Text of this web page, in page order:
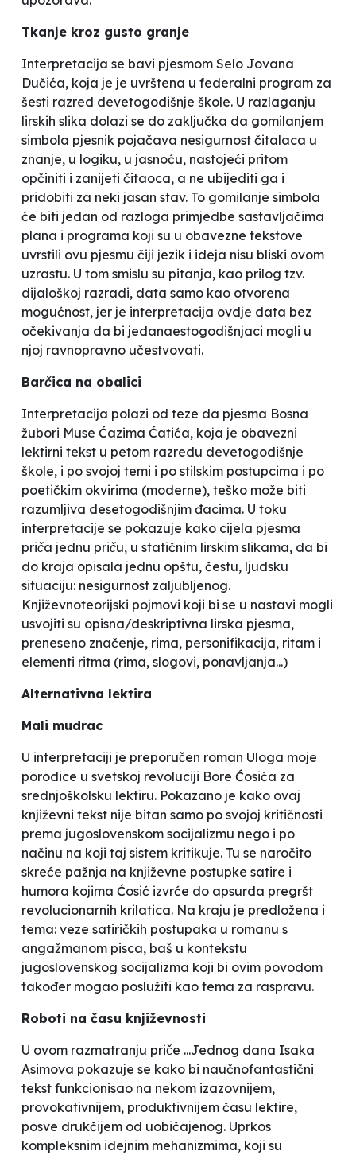
Tkanje kroz gusto granje
Interpretacija se bavi pjesmom Selo Jovana
Dučića, koja je je uvrštena u federalni program za
šesti razred devetogodišnje škole. U razlaganju
lirskih slika dolazi se do zaključka da gomilanjem
simbola pjesnik pojačava nesigurnost čitalaca u
znanje, u logiku, u jasnoću, nastojeći pritom
opčiniti i zanijeti čitaoca, a ne ubijediti ga i
pridobiti za neki jasan stav. To gomilanje simbola
će biti jedan od razloga primjedbe sastavljačima
plana i programa koji su u obavezne tekstove
uvrstili ovu pjesmu čiji jezik i ideja nisu bliski ovom
uzrastu. U tom smislu su pitanja, kao prilog tzv.
dijaloškoj razradi, data samo kao otvorena
mogućnost, jer je interpretacija ovdje data bez
očekivanja da bi jedanaestogodišnjaci mogli u
njoj ravnopravno učestvovati.
Barčica na obalici
Interpretacija polazi od teze da pjesma Bosna
žubori Muse Ćazima Ćatića, koja je obavezni
lektirni tekst u petom razredu devetogodišnje
škole, i po svojoj temi i po stilskim postupcima i po
poetičkim okvirima (moderne), teško može biti
razumljiva desetogodišnjim đacima. U toku
interpretacije se pokazuje kako cijela pjesma
priča jednu priču, u statičnim lirskim slikama, da bi
do kraja opisala jednu opštu, čestu, ljudsku
situaciju: nesigurnost zaljubljenog.
Književnoteorijski pojmovi koji bi se u nastavi mogli
usvojiti su opisna/deskriptivna lirska pjesma,
preneseno značenje, rima, personifikacija, ritam i
elementi ritma (rima, slogovi, ponavljanja...)
Alternativna lektira
Mali mudrac
U interpretaciji je preporučen roman Uloga moje
porodice u svetskoj revoluciji Bore Ćosića za
srednjoškolsku lektiru. Pokazano je kako ovaj
književni tekst nije bitan samo po svojoj kritičnosti
prema jugoslovenskom socijalizmu nego i po
načinu na koji taj sistem kritikuje. Tu se naročito
skreće pažnja na književne postupke satire i
humora kojima Ćosić izvrće do apsurda pregršt
revolucionarnih krilatica. Na kraju je predložena i
tema: veze satiričkih postupaka u romanu s
angažmanom pisca, baš u kontekstu
jugoslovenskog socijalizma koji bi ovim povodom
također mogao poslužiti kao tema za raspravu.
Roboti na času književnosti
U ovom razmatranju priče ...Jednog dana Isaka
Asimova pokazuje se kako bi naučnofantastični
tekst funkcionisao na nekom izazovnijem,
provokativnijem, produktivnijem času lektire,
posve drukčijem od uobičajenog. Uprkos
kompleksnim idejnim mehanizmima, koji su